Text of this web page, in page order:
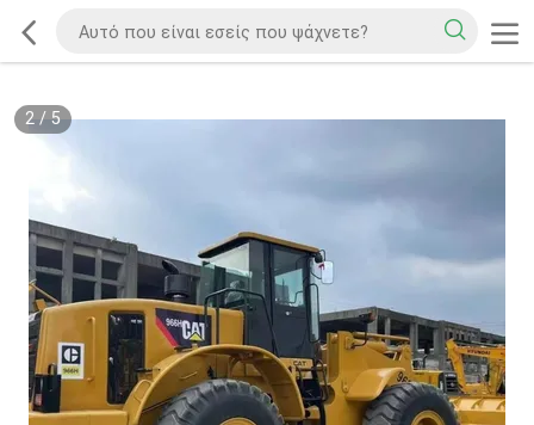
2/5